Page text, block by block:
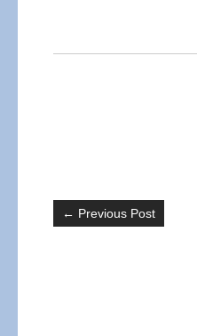
← Previous Post